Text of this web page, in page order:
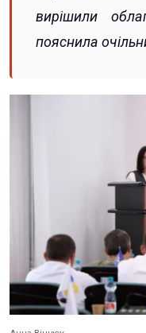
вирішили
пояснила